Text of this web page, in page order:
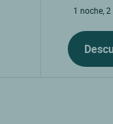
1 noche,